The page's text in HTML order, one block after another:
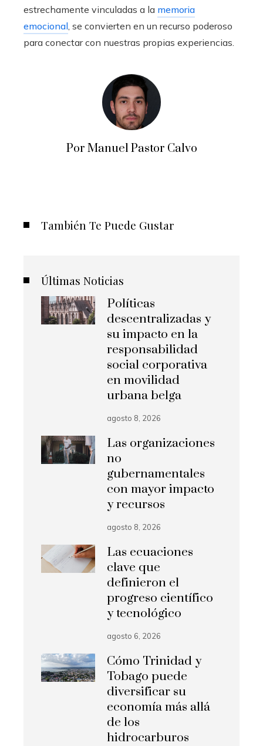
estrechamente vinculadas a la memoria
emocional, se convierten en un recurso poderoso
para conectar con nuestras propias experiencias.
Por Manuel Pastor Calvo
También Te Puede Gustar
Últimas Noticias
Políticas
descentralizadas y
su impacto en la
responsabilidad
social corporativa
en movilidad
urbana belga
agosto 8, 2026
Las organizaciones
no
gubernamentales
con mayor impacto
y recursos
agosto 8, 2026
Las ecuaciones
clave que
definieron el
progreso científico
y tecnológico
agosto 6, 2026
Cómo Trinidad y
Tobago puede
diversificar su
economía más allá
de los
hidrocarburos